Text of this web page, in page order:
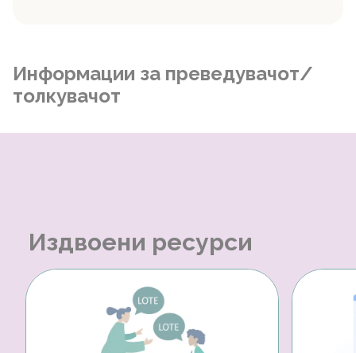
Информации за преведувачот/
толкувачот
Издвоени ресурси